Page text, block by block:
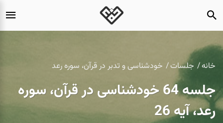
خانه جلسات خودشناسی و تدبر در قرآن، سوره رعد
جلسه 64 خودشناسی در قرآن، سوره
رعد، آیه 26